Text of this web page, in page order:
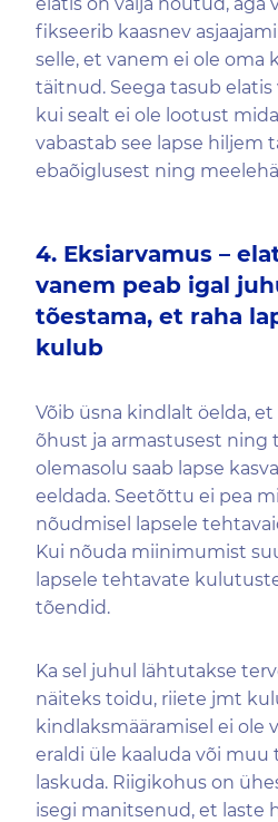
fikseerib kaasnev
selle, et vanem ei ole oma
täitnud. Seega tasub elatis
kui sealt ei ole lootust
vabastab see lapse hiljem
ebaõiglusest ning
4. Eksiarvamus –
vanem peab igal
tõestama, et raha
kulub
Võib üsna kindlalt öelda, et
õhust ja armastusest ning
olemasolu saab lapse
eeldada. Seetõttu ei pea
nõudmisel lapsele
Kui nõuda miinimumist
lapsele tehtavate
tõendid.
Ka sel juhul lähtutakse
näiteks toidu, riiete jmt
kindlaksmääramisel ei ole
eraldi üle kaaluda või muu
laskuda. Riigikohus on
isegi manitsenud, et laste